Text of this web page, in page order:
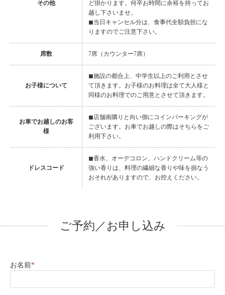
その他
ど掛かります。何卒お時間に余裕を持ってお
越し下さいませ。
◼︎当日キャンセル分は、食事代全額負担にな
りますのでご注意下さい。
席数 7席（カウンター7席）
お子様について
◼︎施設の都合上、中学生以上のご利用とさせ
て頂きます。お子様のお料理は全て大人様と
同様のお料理でのご用意とさせて頂きます。
お車でお越しのお客
様
◼︎店舗南隣りと向い側にコインパーキングが
ございます。お車でお越しの際はそちらをご
利用下さい。
ドレスコード
◼︎香水、オーデコロン、ハンドクリーム等の
強い香りは、料理の繊細な香りや味を損なう
おそれがありますので、お控えください。
ご予約／お申し込み
お名前*